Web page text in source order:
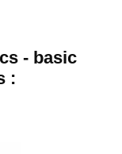
- basic
: